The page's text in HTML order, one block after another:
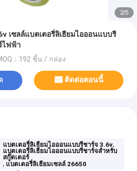
2/5
เซลล์แบตเตอรี่ลิเธียมไอออนแบบรี
ไฟฟ้า
：192 ชิ้น / กล่อง
ติดต่อตอนนี้
แบตเตอรี่ลิเธียมไอออนแบบรีชาร์จ 3.6v,
แบตเตอรี่ลิเธียมไอออนแบบรีชาร์จสำหรับ
สกู๊ตเตอร์
, แบตเตอรี่ลิเธียมเซลล์ 26650